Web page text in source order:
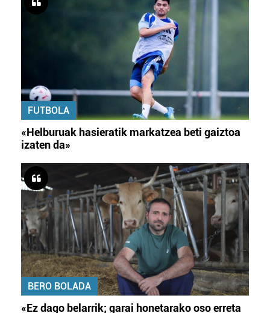
FUTBOLA
«Helburuak hasieratik markatzea beti gaiztoa
izaten da»
BERO BOLADA
«Ez dago belarrik; garai honetarako oso erreta